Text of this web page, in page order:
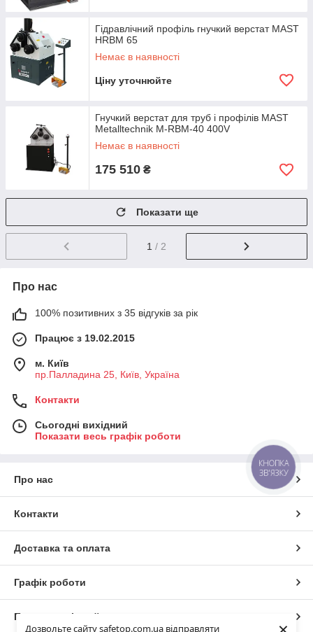
Дозвольте сайту safetop.com.ua відправляти
Гідравлічний профіль гнучкий верстат MAST
HRBM 65
Немає в наявності
Ціну уточнюйте
Гнучкий верстат для труб і профілів MAST
Metalltechnik M-RBM-40 400V
Немає в наявності
175 510 ₴
Показати ще
1 / 2
Про нас
100% позитивних з 35 відгуків за рік
Працює з 19.02.2015
м. Київ
пр.Палладина 25, Київ, Україна
Контакти
Сьогодні вихідний
Показати весь графік роботи
Про нас
Контакти
Доставка та оплата
Графік роботи
Повна версія сайту
КНОПКА
ЗВ'ЯЗКУ